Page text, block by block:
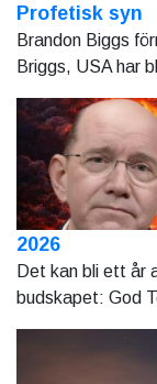
Profetisk syn
Brandon Biggs
Briggs, USA har
2026
Det kan bli ett år
budskapet: God